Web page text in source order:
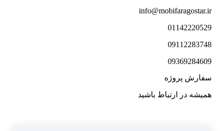
info@mobifaragostar.ir
01142220529
09112283748
09369284609
سفارش پروژه
همیشه در ارتباط باشید